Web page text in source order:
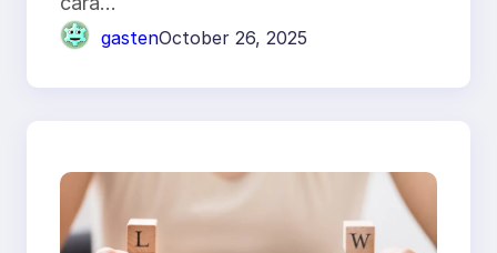
gastenOctober 26, 2025